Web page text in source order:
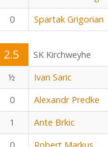
0 Spartak Grigorian
2.5
SK Kirchweyhe
½ Ivan Saric
0 Alexandr Predke
1 Ante Brkic